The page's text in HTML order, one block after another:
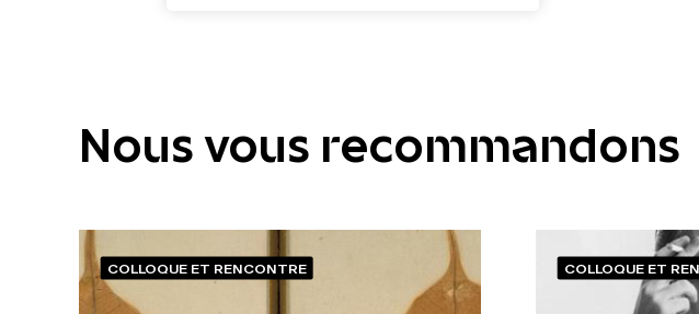
Nous vous recommandons
COLLOQUE ET RENCONTRE COLLOQUE ET